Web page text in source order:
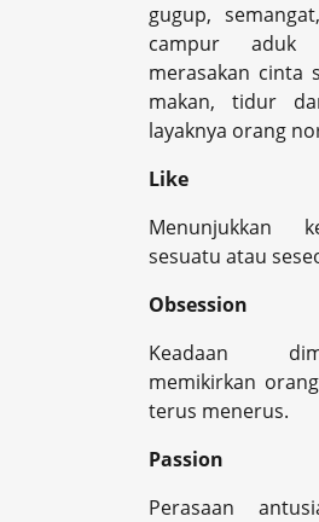
gugup,
campur
merasakan cinta
makan, tidur
layaknya orang
Like
Menunjukkan
sesuatu atau
Obsession
Keadaan
memikirkan
terus menerus.
Passion
Perasaan